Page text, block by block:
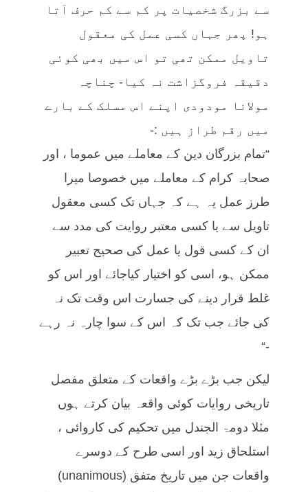
سے بزرگ شخصیات پر کم سے کم حرف آتا
ہو! پھر جہاں کسی عمل کی معقول
تاویل ممکن تھی تو اس میں بھی کوئی
دقیقہ فروگزاشت نہ کیا- چناچہ
مولانا مودودی اپنے اس مسلک کے بارے
میں رقم طراز ہیں :-
“تمام بزرگان دین کے معاملے میں عموما ، اور
صحابہ کرام کے معاملے میں خصوصا میرا
طرز عمل یہ ہے کہ جہاں تک کسی معقول
تاویل سے یا کسی معتبر روایت کی مدد سے
ان کے کسی قول یا عمل کی صحیح تعبیر
ممکن ہو، اسی کو اختیار کیاجائے اور اس کو
غلط قرار دینے کی جسارت اس وقت تک نہ
کی جائے جب تک کہ اس کے سوا چارہ نہ رہے
-“
لیکن جب بڑے بڑے واقعات کے متعلق مفصل
تاریخی روایات کوئی واقعہ بیان کرتے ہوں
مٽلا دومۃ الجندل میں تحکیم کی کاروائی ،
استلحاق زید اور اسی طرح کے دوسرے
واقعات جن میں تاریخ متفق (unanimous)